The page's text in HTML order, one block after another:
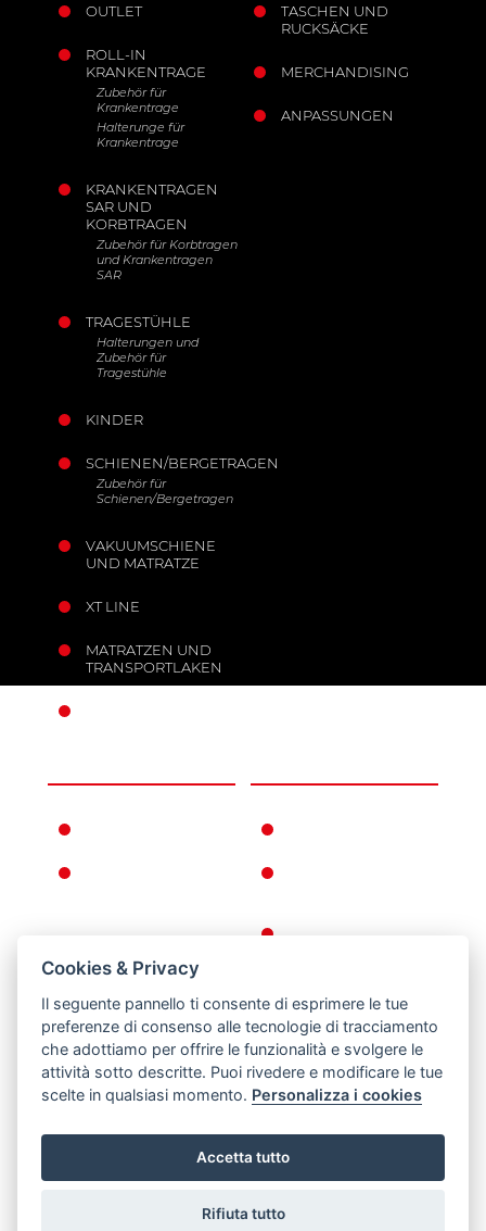
OUTLET
ROLL-IN
KRANKENTRAGE
Zubehör für
Krankentrage
Halterunge für
Krankentrage
KRANKENTRAGEN
SAR UND
KORBTRAGEN
Zubehör für Korbtragen
und Krankentragen
SAR
TRAGESTÜHLE
Halterungen und
Zubehör für
Tragestühle
KINDER
SCHIENEN/BERGETRAGEN
Zubehör für
Schienen/Bergetragen
VAKUUMSCHIENE
UND MATRATZE
XT LINE
MATRATZEN UND
TRANSPORTLAKEN
TASCHEN UND
RUCKSÄCKE
MERCHANDISING
ANPASSUNGEN
UND COOKIE-
RICHTLINIEN
RECHTLICHE
HINWEISE
Via B. Zallone 26, Pieve di Cento, Bologna / Italy -
Cookies & Privacy
Il seguente pannello ti consente di esprimere le tue
preferenze di consenso alle tecnologie di tracciamento
che adottiamo per offrire le funzionalità e svolgere le
attività sotto descritte. Puoi rivedere e modificare le tue
scelte in qualsiasi momento. Personalizza i cookies
Accetta tutto
Rifiuta tutto